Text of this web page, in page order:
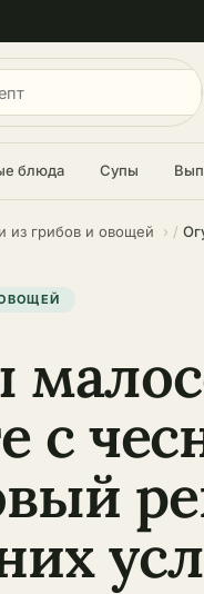
блюда Супы
из грибов и овощей
с